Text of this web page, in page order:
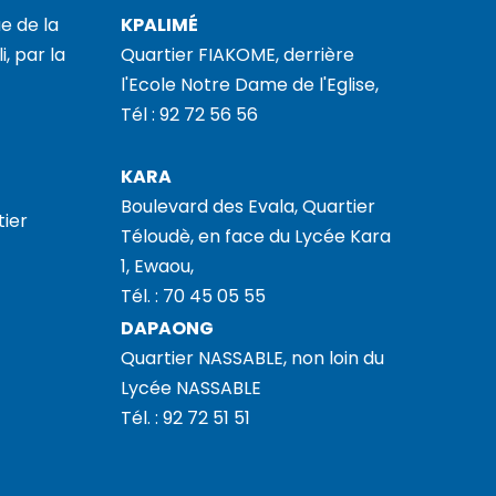
de la
par la
KPALIMÉ
Quartier FIAKOME, derrière
l'Ecole Notre Dame de l'Eglise,
Tél : 92 72 56 56
KARA
Boulevard des Evala, Quartier
Téloudè, en face du Lycée Kara
1, Ewaou,
Tél. : 70 45 05 55
DAPAONG
Quartier NASSABLE, non loin du
Lycée NASSABLE
Tél. : 92 72 51 51